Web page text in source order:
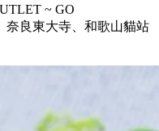
~ GO
奈良東大寺、和歌山貓站